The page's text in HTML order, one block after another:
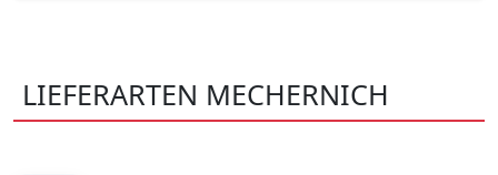
LIEFERARTEN MECHERNICH